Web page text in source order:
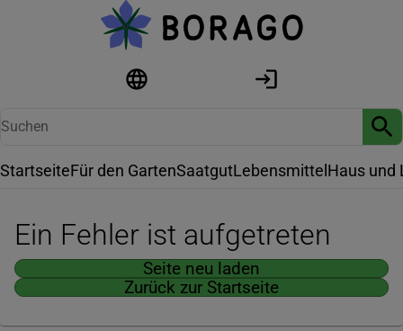
StartseiteFür den GartenSaatgutLebensmittel Haus und
Ein Fehler ist aufgetreten
Seite neu laden
Zurück zur Startseite